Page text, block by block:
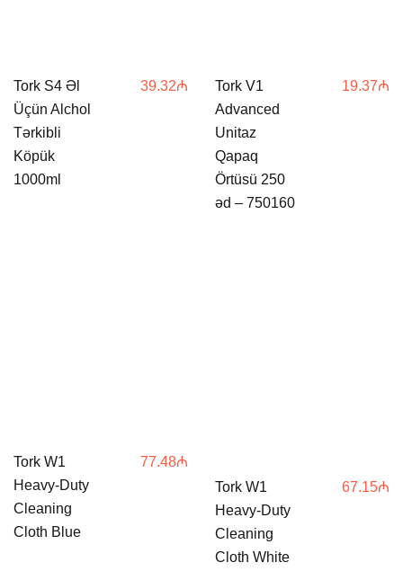
Tork S4 Əl
Üçün Alchol
Tərkibli
Köpük
1000ml
39.32₼
Tork V1
Advanced
Unitaz
Qapaq
Örtüsü 250
əd – 750160
19.37₼
Tork W1
Heavy-Duty
Cleaning
Cloth Blue
77.48₼
Tork W1
Heavy-Duty
Cleaning
Cloth White
67.15₼